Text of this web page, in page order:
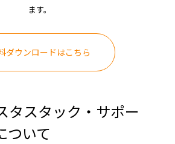
ます。
ダウンロードはこちら
タスタック・サポー
いて